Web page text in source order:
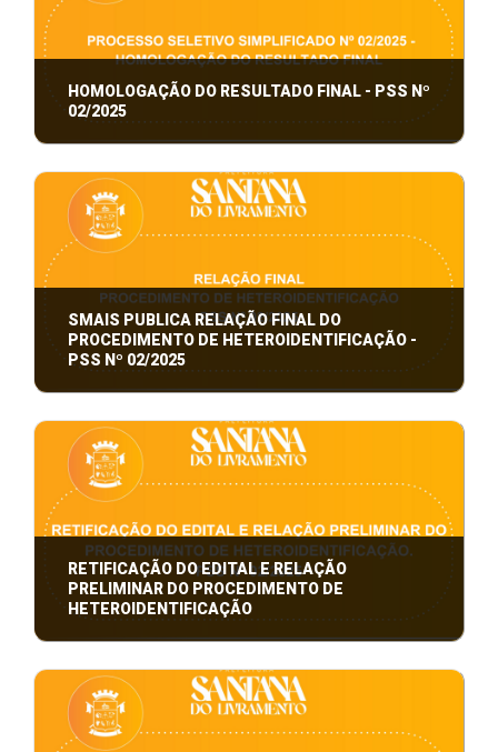
HOMOLOGAÇÃO DO RESULTADO FINAL - PSS Nº
02/2025
PROCESSO SELETIVO SIMPLIFICADO Nº 02/2025 -
HOMOLOGAÇÃO DO RESULTADO FINAL
SMAIS PUBLICA RELAÇÃO FINAL DO
PROCEDIMENTO DE HETEROIDENTIFICAÇÃO -
PSS Nº 02/2025
A Secretaria Municipal de Assistência e Inclusão
Social de Sant’Ana do Livramento – SM ...
RETIFICAÇÃO DO EDITAL E RELAÇÃO
PRELIMINAR DO PROCEDIMENTO DE
HETEROIDENTIFICAÇÃO
RELAÇÃO PRELIMINAR DO PROCEDIMENTO DE
HETEROIDENTIFICAÇÃO.